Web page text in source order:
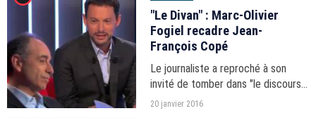
"Le Divan" : Marc-Olivier
Fogiel recadre Jean-
François Copé
Le journaliste a reproché à son
invité de tomber dans "le discours
politique".
20 janvier 2016